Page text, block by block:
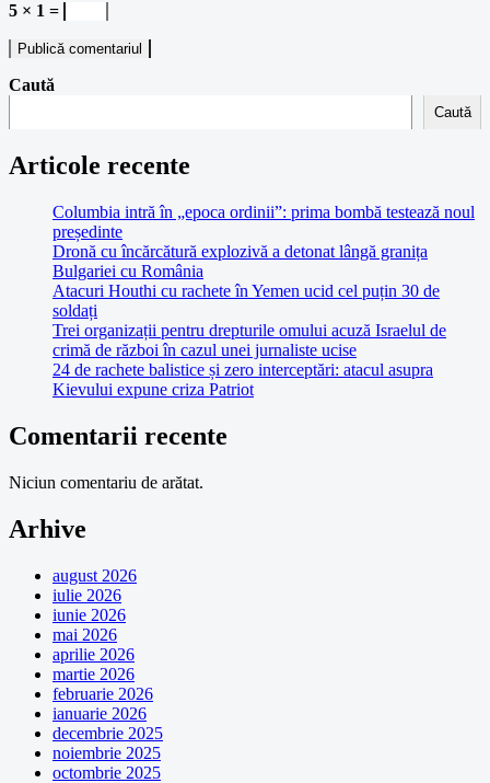
5 × 1 =
Caută
Caută
Articole recente
Columbia intră în „epoca ordinii”: prima bombă testează noul
președinte
Dronă cu încărcătură explozivă a detonat lângă granița
Bulgariei cu România
Atacuri Houthi cu rachete în Yemen ucid cel puțin 30 de
soldați
Trei organizații pentru drepturile omului acuză Israelul de
crimă de război în cazul unei jurnaliste ucise
24 de rachete balistice și zero interceptări: atacul asupra
Kievului expune criza Patriot
Comentarii recente
Niciun comentariu de arătat.
Arhive
august 2026
iulie 2026
iunie 2026
mai 2026
aprilie 2026
martie 2026
februarie 2026
ianuarie 2026
decembrie 2025
noiembrie 2025
octombrie 2025